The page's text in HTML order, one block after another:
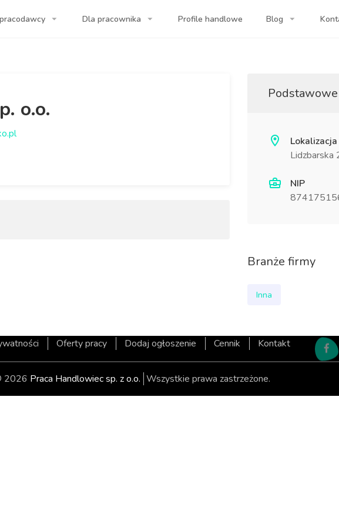
Twojej firmy! Dla pracownika Profile handlowe Blog
o.o.
Lokalizacja
Lidzbarska
NIP
Branże firmy
Inna
Oferty pracy Dodaj ogłoszenie Cennik Kontakt
2026 Praca Handlowiec sp. z o.o. Wszystkie prawa zastrzeżone.